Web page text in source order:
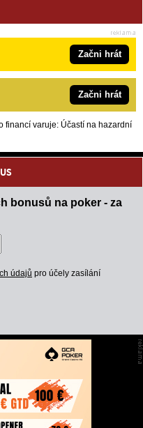
Začni hrát
Začni hrát
financí varuje: Účastí na hazardní
bonusů na poker - za
údajů pro účely zasílání